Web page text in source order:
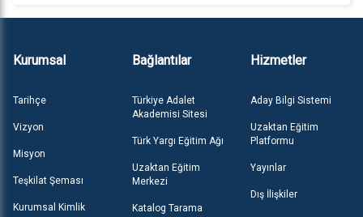
Kurumsal
Tarihçe
Vizyon
Misyon
Teşkilat Şeması
Kurumsal Kimlik
Bağlantılar
Türkiye Adalet
Akademisi Sitesi
Türk Yargı Eğitim Ağı
Uzaktan Eğitim
Merkezi
Katalog Tarama
Hizmetler
Aday Bilgi Sistemi
Uzaktan Eğitim
Platformu
Yayınlar
Dış İlişkiler